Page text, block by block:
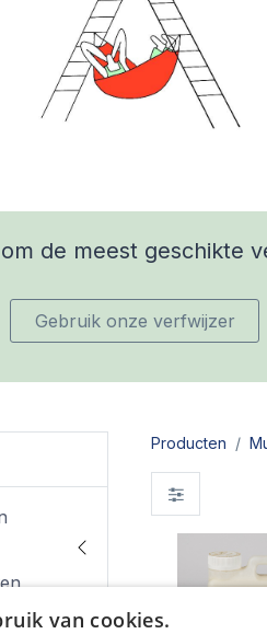
de meest geschikte
Gebruik onze verfwijzer
Producten
van cookies.